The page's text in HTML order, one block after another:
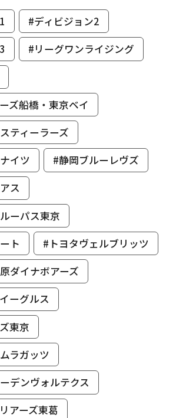
#ディビジョン2
#リーグワンライジング
ズ船橋・東京ベイ
ティーラーズ
イツ
#静岡ブルーレヴズ
ス
ーパス東京
ト
#トヨタヴェルブリッツ
ダイナボアーズ
ーグルス
東京
ラガッツ
デンヴォルテクス
アーズ東葛